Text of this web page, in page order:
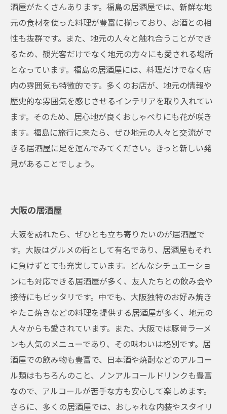
酒屋がたくさんあります。福島の居酒屋では、新鮮な地
元の食材を使った料理が豊富に揃っており、お酒との相
性も抜群です。また、地元の人々と触れ合うことができ
るため、観光客だけでなく地元の方々にも愛される場所
となっています。福島の居酒屋には、料理だけでなく店
内の雰囲気も特徴的です。多くのお店が、地元の情報や
歴史的な雰囲気を感じさせるインテリアを取り入れてい
ます。そのため、居心地が良くおしゃべりにも花が咲き
ます。福島に旅行に来たら、ぜひ地元の人々と交流がで
きる居酒屋に足を運んでみてください。きっと新しい発
見があることでしょう。
大阪の居酒屋
大阪を訪れたら、ぜひとも立ち寄りたいのが居酒屋で
す。大阪はグルメの街として有名であり、居酒屋もそれ
に負けずとても充実しています。どんなシチュエーショ
ンにも対応できる居酒屋が多く、友人たちとの飲み会や
接待にもピッタリです。中でも、大阪独特のお好み焼き
やたこ焼きなどの料理を提供する居酒屋が多く、地元の
人々からも愛されています。また、大阪では豚骨ラーメ
ンも人気のメニューであり、その味わいは格別です。居
酒屋での飲み物も豊富で、日本酒や焼酎などのアルコー
ル類はもちろんのこと、ノンアルコールドリンクも豊富
なので、アルコールが苦手な方も安心して楽しめます。
さらに、多くの居酒屋では、おしゃれな内装やスタイリ